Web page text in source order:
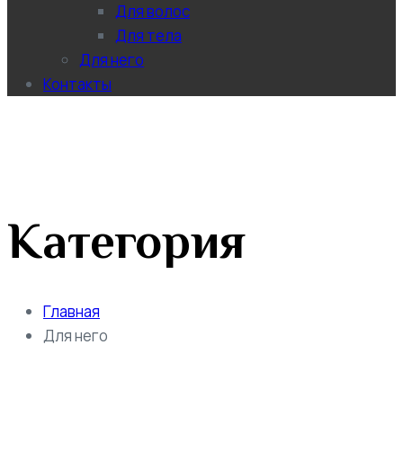
Для волос
Для тела
Для него
Контакты
Категория
Главная
Для него